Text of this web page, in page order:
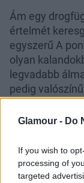
Glamour - Do
If you wish to
processing of
targeted
Ám egy
értelmét
egyszerű A
olyan
legvadabb
pedig
remek
vígjátékot
A film
7-én lesz.